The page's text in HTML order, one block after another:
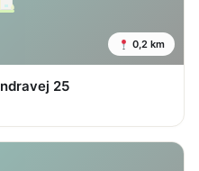
0,2 km
25